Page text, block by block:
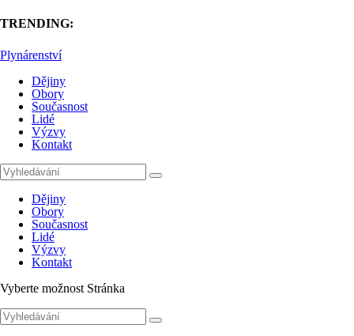
TRENDING:
Plynárenství
Dějiny
Obory
Současnost
Lidé
Výzvy
Kontakt
Dějiny
Obory
Současnost
Lidé
Výzvy
Kontakt
Vyberte možnost Stránka